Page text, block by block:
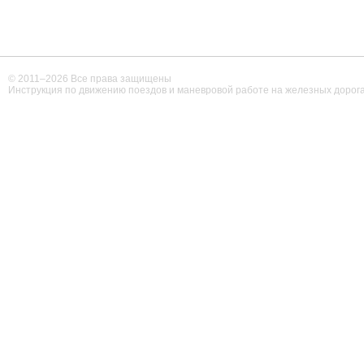
© 2011–2026 Все права защищены
Инструкция по движению поездов и маневровой работе на железных